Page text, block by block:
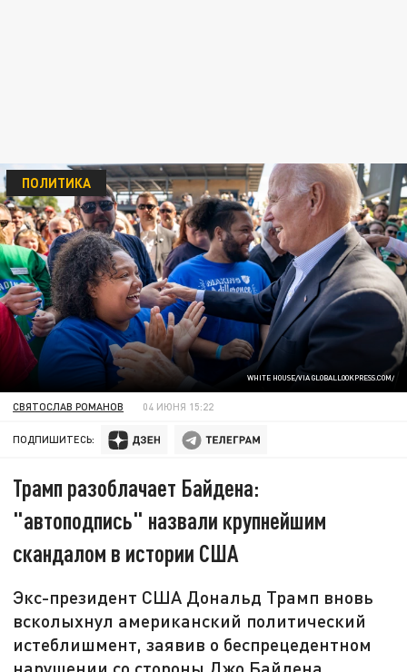
WHITE HOUSE/VIA GLOBALLOOKPRESS.COM/
ПОЛИТИКА
СВЯТОСЛАВ РОМАНОВ 04 ИЮНЯ 15:22
ПОДПИШИТЕСЬ:
Трамп разоблачает Байдена:
"автоподпись" назвали крупнейшим
скандалом в истории США
Экс-президент США Дональд Трамп вновь
всколыхнул американский политический
истеблишмент, заявив о беспрецедентном
нарушении со стороны Джо Байдена.